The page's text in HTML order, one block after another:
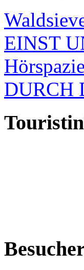
EINST
DURCH